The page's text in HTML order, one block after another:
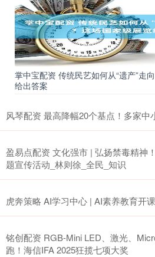
掌中宝配资 传统民艺如何从“遗产”走
给出答案
风琴配资 最高降幅20个基点！多家中
盈易点配资 文化强市 | 弘扬禁毒精神
题宣传活动_林则徐_全民_知识
虎奔策略 AI学习中心 | AI素养教育开课
铭创配资 RGB-Mini LED、激光、
跑！海信IFA 2025狂揽七项大奖